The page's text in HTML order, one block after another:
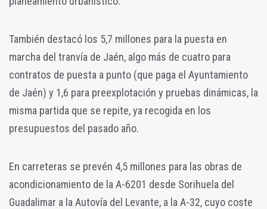
También destacó los 5,7 millones para la puesta en
marcha del tranvía de Jaén, algo más de cuatro para
contratos de puesta a punto (que paga el Ayuntamiento
de Jaén) y 1,6 para preexplotación y pruebas dinámicas, la
misma partida que se repite, ya recogida en los
presupuestos del pasado año.
En carreteras se prevén 4,5 millones para las obras de
acondicionamiento de la A-6201 desde Sorihuela del
Guadalimar a la Autovía del Levante, a la A-32, cuyo coste